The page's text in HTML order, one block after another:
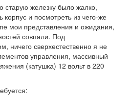
старую железку было жалко,
корпус и посмотреть из чего-же
мои представления и ожидания,
совпали. Под
ничего сверхестественно я не
управления, массивный
(катушка) 12 вольт в 220